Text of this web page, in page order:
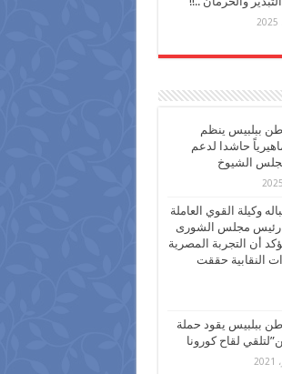
ببلبيس ينظم
حاشدا لدعم
الشيوخ
وكيلة القوي العاملة
رئيس مجلس الشورى
أن التجربة المصرية
النقابية حققت
ببلبيس يقود حملة
لقاح كورونا